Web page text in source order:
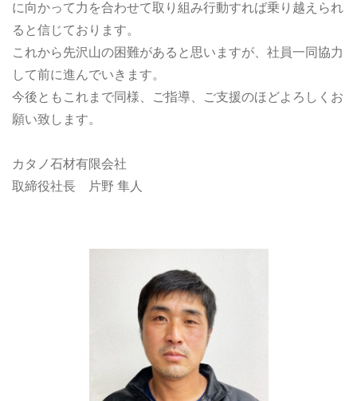
に向かって力を合わせて取り組み行動すれば乗り越えられ
ると信じております。
これから先沢山の困難があると思いますが、社員一同協力
して前に進んでいきます。
今後ともこれまで同様、ご指導、ご支援のほどよろしくお
願い致します。
カタノ石材有限会社
取締役社長 片野 隼人